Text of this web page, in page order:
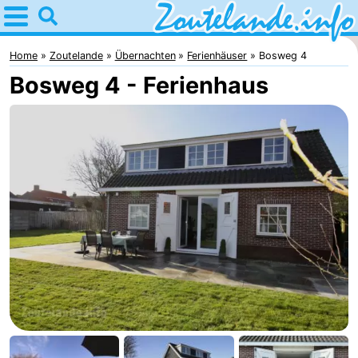
Home
Zoutelande
Tipps
Webcam
Langstraat
Webcam
Strand
Übernachten
Appartements
-
Home Zoutelande Übernachten Ferienhäuser Bosweg 4
Bosweg 4 - Ferienhaus